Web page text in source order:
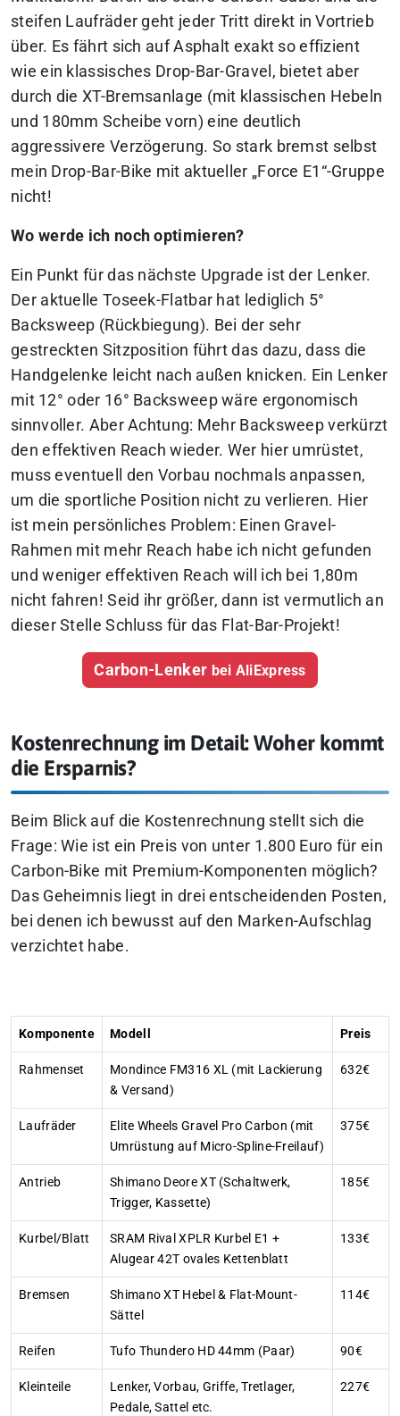
steifen Laufräder geht jeder Tritt direkt in Vortrieb
über. Es fährt sich auf Asphalt exakt so effizient
wie ein klassisches Drop-Bar-Gravel, bietet aber
durch die XT-Bremsanlage (mit klassischen Hebeln
und 180mm Scheibe vorn) eine deutlich
aggressivere Verzögerung. So stark bremst selbst
mein Drop-Bar-Bike mit aktueller „Force E1“-Gruppe
nicht!
Wo werde ich noch optimieren?
Ein Punkt für das nächste Upgrade ist der Lenker.
Der aktuelle Toseek-Flatbar hat lediglich 5°
Backsweep (Rückbiegung). Bei der sehr
gestreckten Sitzposition führt das dazu, dass die
Handgelenke leicht nach außen knicken. Ein Lenker
mit 12° oder 16° Backsweep wäre ergonomisch
sinnvoller. Aber Achtung: Mehr Backsweep verkürzt
den effektiven Reach wieder. Wer hier umrüstet,
muss eventuell den Vorbau nochmals anpassen,
um die sportliche Position nicht zu verlieren. Hier
ist mein persönliches Problem: Einen Gravel-
Rahmen mit mehr Reach habe ich nicht gefunden
und weniger effektiven Reach will ich bei 1,80m
nicht fahren! Seid ihr größer, dann ist vermutlich an
dieser Stelle Schluss für das Flat-Bar-Projekt!
Carbon-Lenker bei AliExpress
Kostenrechnung im Detail: Woher kommt
die Ersparnis?
Beim Blick auf die Kostenrechnung stellt sich die
Frage: Wie ist ein Preis von unter 1.800 Euro für ein
Carbon-Bike mit Premium-Komponenten möglich?
Das Geheimnis liegt in drei entscheidenden Posten,
bei denen ich bewusst auf den Marken-Aufschlag
verzichtet habe.
Komponente Modell Preis
Rahmenset
Mondince FM316 XL (mit Lackierung
& Versand)
632€
Laufräder
Elite Wheels Gravel Pro Carbon (mit
Umrüstung auf Micro-Spline-Freilauf)
375€
Antrieb
Shimano Deore XT (Schaltwerk,
Trigger, Kassette)
185€
Kurbel/Blatt
SRAM Rival XPLR Kurbel E1 +
Alugear 42T ovales Kettenblatt
133€
Bremsen
Shimano XT Hebel & Flat-Mount-
Sättel
114€
Reifen Tufo Thundero HD 44mm (Paar) 90€
Kleinteile
Lenker, Vorbau, Griffe, Tretlager,
Pedale, Sattel etc.
227€